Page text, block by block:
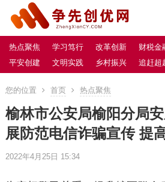
热点聚焦 学习笃行 改革创新 财税金
平安创建
文明实践 乡村振兴 追赶超
您的位置 首页 热点聚焦
榆林市公安局榆阳分局
展防范电信诈骗宣传 提
2022年4月25日 15:34